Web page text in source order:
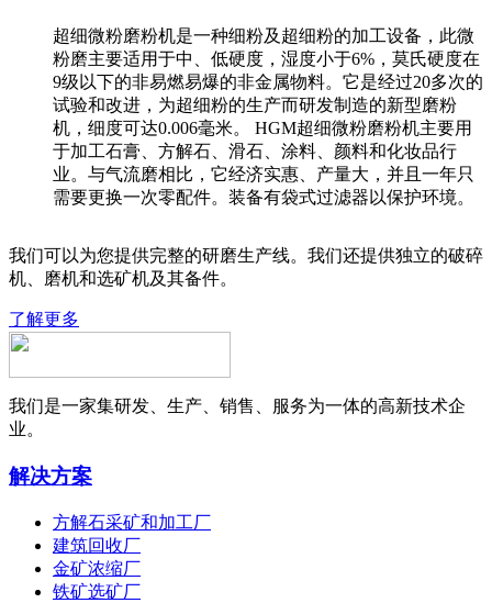
超细微粉磨粉机是一种细粉及超细粉的加工设备，此微
粉磨主要适用于中、低硬度，湿度小于6%，莫氏硬度在
9级以下的非易燃易爆的非金属物料。它是经过20多次的
试验和改进，为超细粉的生产而研发制造的新型磨粉
机，细度可达0.006毫米。 HGM超细微粉磨粉机主要用
于加工石膏、方解石、滑石、涂料、颜料和化妆品行
业。与气流磨相比，它经济实惠、产量大，并且一年只
需要更换一次零配件。装备有袋式过滤器以保护环境。
我们可以为您提供完整的研磨生产线。我们还提供独立的破碎
机、磨机和选矿机及其备件。
了解更多
我们是一家集研发、生产、销售、服务为一体的高新技术企
业。
解决方案
方解石采矿和加工厂
建筑回收厂
金矿浓缩厂
铁矿选矿厂